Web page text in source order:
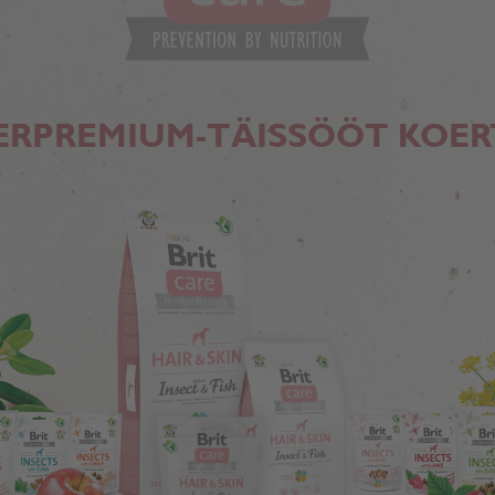
TÄISSÖÖT